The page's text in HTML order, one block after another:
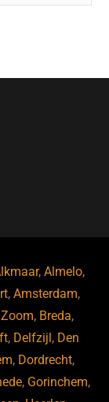
,Almelo,
,Amsterdam,
, Breda,
, Delfzijl, Den
, Dordrecht,
, Gorinchem,